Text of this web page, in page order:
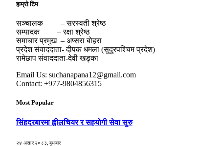
हाम्रो टिम
सञ्चालक – सरस्वती श्रेष्ठ
सम्पादक – रक्षा श्रेष्ठ
समाचार प्रमुख – अप्सरा बोहरा
प्रदेश संवाददाता- दीपक धमला (सुदुरपश्चिम प्रदेश)
रामेछाप संवाददाता-देवी खड्का
Email Us: suchanapana12@gmail.com
Contact: +977-9804856315
Most Popular
सिंहदरबारमा ह्वीलचियर र सहयोगी सेवा सुरु
२४ असार २०८३, बुधबार